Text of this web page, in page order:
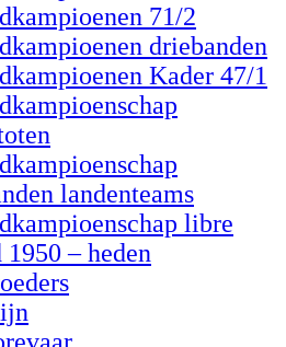
71/2
driebanden
Kader 47/1
landenteams
libre
– heden